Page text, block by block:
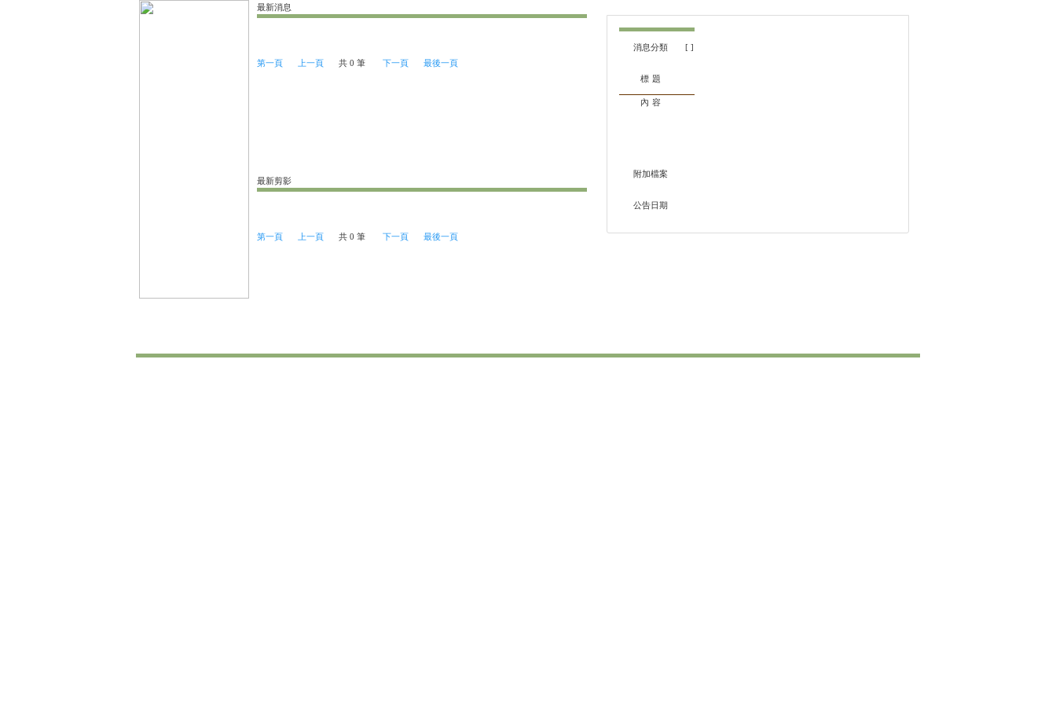
最新消息
第一頁 上一頁 共 0 筆下一頁 最後一頁
最新剪影
第一頁 上一頁 共 0 筆下一頁 最後一頁